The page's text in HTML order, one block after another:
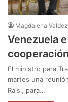
Magdalena Valdez
Venezuela
El ministro para
martes una
Raisi, para…